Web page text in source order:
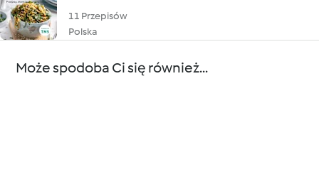
11 Przepisów
Polska
Może spodoba Ci się również...